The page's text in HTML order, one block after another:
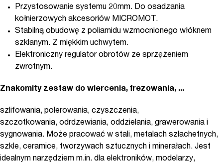
Przystosowanie systemu 20mm. Do osadzania
kołnierzowych akcesoriów MICROMOT.
Stabilną obudowę z poliamidu wzmocnionego włóknem
szklanym. Z miękkim uchwytem.
Elektroniczny regulator obrotów ze sprzężeniem
zwrotnym.
Znakomity zestaw do wiercenia, frezowania, ...
szlifowania, polerowania, czyszczenia,
szczotkowania, odrdzewiania, oddzielania, grawerowania i
sygnowania. Może pracować w stali, metalach szlachetnych,
szkle, ceramice, tworzywach sztucznych i minerałach. Jest
idealnym narzędziem m.in. dla elektroników, modelarzy,